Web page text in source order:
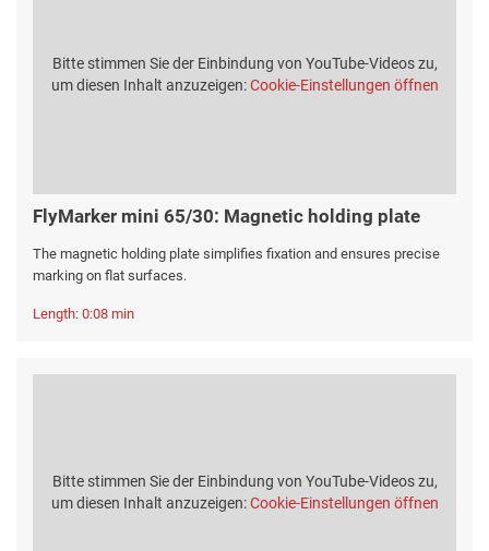
Bitte stimmen Sie der Einbindung von YouTube-Videos zu,
um diesen Inhalt anzuzeigen:Cookie-Einstellungen öffnen
FlyMarker mini 65/30: Magnetic holding plate
The magnetic holding plate simplifies fixation and ensures precise
marking on flat surfaces.
Length: 0:08 min
Bitte stimmen Sie der Einbindung von YouTube-Videos zu,
um diesen Inhalt anzuzeigen:Cookie-Einstellungen öffnen